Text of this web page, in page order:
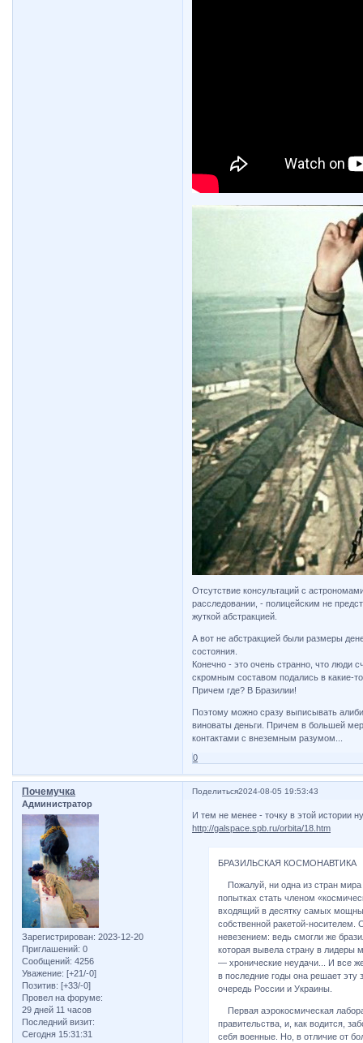
Отсутствие консультаций с
расследовании, - полицейским не
жуткой абстракцией.
А вот не абстракцией были размеры
состояния.
Конечно - это очень странно, что люди
скромным составом подались в какие-
Причем где? В Бразилии!
Поэтому можно сразу выписывать
виноваты деньги. Причем в большей
контактами с внеземным разумом...
0
Поделиться2024-08-05 19:53:43
Почемучка
Администратор
Зарегистрирован: 2023-12-20
Приглашений: 0
Сообщений: 4256
Уважение: [+21/-0]
Позитив: [+33/-0]
Провел на форуме:
29 дней 11 часов
Последний визит:
Сегодня 15:31:31
И тем не менее - точку в этой истории
http://galspace.spb.ru/orbita/18.htm
БРАЗИЛЬСКАЯ КОСМОНАВТИКА
Пожалуй, ни одна из стран мира
попытках стать членом
входящий в десятку самых
собственной ракетой-носителем.
невезением: ведь смогли же
которая вывела страну в лидеры
— хронические неудачи... И все
в последние годы она решает эту
очередь России и Украины.
Первая аэрокосмическая
правительства, и, как водится,
себя военные. Но, в отличие от